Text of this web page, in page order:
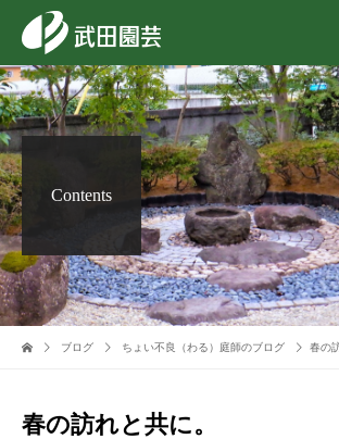
Contents
ブログ ちょい不良（わる）庭師のブログ 春の
春の訪れと共に。